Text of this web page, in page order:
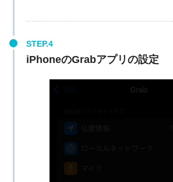
iPhoneのGrabアプリの設定